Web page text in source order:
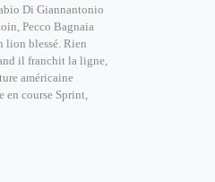
Di Giannantonio
Pecco Bagnaia
lion blessé. Rien
il franchit la ligne,
américaine
en course Sprint,